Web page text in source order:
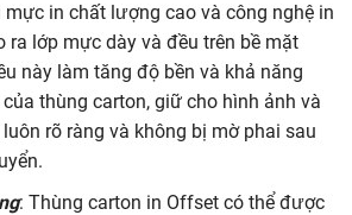
in chất lượng cao và công nghệ in
ra lớp mực dày và đều trên bề mặt
này làm tăng độ bền và khả năng
thùng carton, giữ cho hình ảnh và
rõ ràng và không bị mờ phai sau
: Thùng carton in Offset có thể được